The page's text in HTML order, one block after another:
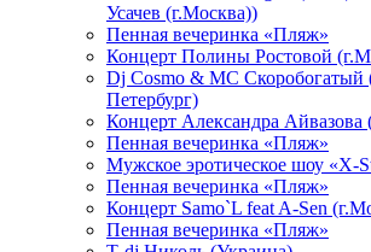
Усачев (г.Москва))
Пенная вечеринка «Пляж»
Концерт Полины Ростовой
Dj Cosmo & МС Скоробогатый
Петербург)
Концерт Александра Айвазова
Пенная вечеринка «Пляж»
Мужское эротическое шоу «X-
Пенная вечеринка «Пляж»
Концерт Samo`L feat A-Sen
Пенная вечеринка «Пляж»